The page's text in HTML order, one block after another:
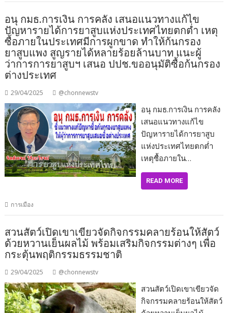
อนุ กมธ.การเงิน การคลัง เสนอแนวทางแก้ไข
ปัญหารายได้การยาสูบแห่งประเทศไทยตกต่ำ เหตุ
ซื้อภายในประเทศมีการผูกขาด ทำให้ก้นกรอง
ยาสูบแพง สูญรายได้หลายร้อยล้านบาท แนะผู้
ว่าการการยาสูบฯ เสนอ ปปช.ขออนุมัติซื้อก้นกรอง
ต่างประเทศ
29/04/2025 @chonnewstv
อนุ กมธ.การเงิน การคลัง
เสนอแนวทางแก้ไข
ปัญหารายได้การยาสูบ
แห่งประเทศไทยตกต่ำ
เหตุซื้อภายใน…
READ MORE
การเมือง
สวนสัตว์เปิดเขาเขียวจัดกิจกรรมคลายร้อนให้สัตว์
ด้วยหวานเย็นผลไม้ พร้อมเสริมกิจกรรมต่างๆ เพื่อ
กระตุ้นพฤติกรรมธรรมชาติ
29/04/2025 @chonnewstv
สวนสัตว์เปิดเขาเขียวจัด
กิจกรรมคลายร้อนให้สัตว์